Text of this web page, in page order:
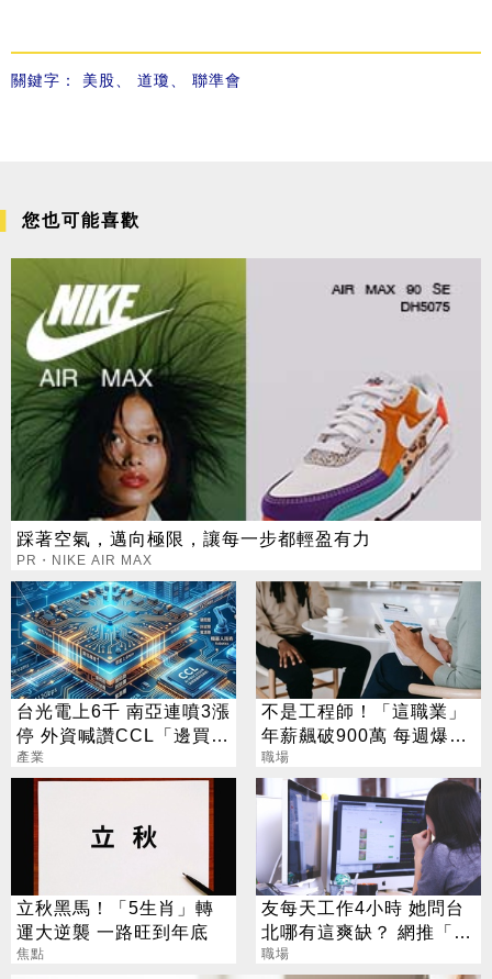
關鍵字： 美股 道瓊 聯準會
您也可能喜歡
踩著空氣，邁向極限，讓每一步都輕盈有力
PR・NIKE AIR MAX
台光電上6千 南亞連噴3漲
停 外資喊讚CCL「邊買邊
升評」
產業
不是工程師！「這職業」
年薪飆破900萬 每週爆肝
70小時仍搶破頭
職場
立秋黑馬！「5生肖」轉
運大逆襲 一路旺到年底
焦點
友每天工作4小時 她問台
北哪有這爽缺？ 網推「這
一類」：1天只做10分鐘
職場